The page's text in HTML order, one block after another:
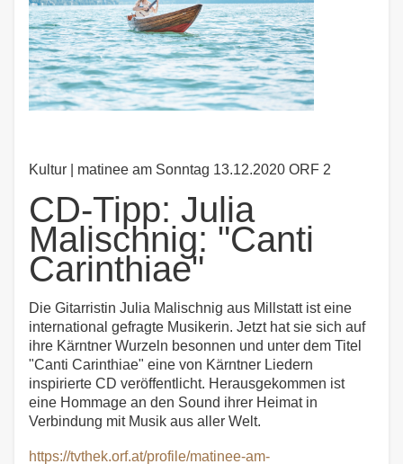
Kultur | matinee am Sonntag 13.12.2020 ORF 2
CD-Tipp: Julia
Malischnig: "Canti
Carinthiae"
Die Gitarristin Julia Malischnig aus Millstatt ist eine
international gefragte Musikerin. Jetzt hat sie sich auf
ihre Kärntner Wurzeln besonnen und unter dem Titel
"Canti Carinthiae" eine von Kärntner Liedern
inspirierte CD veröffentlicht. Herausgekommen ist
eine Hommage an den Sound ihrer Heimat in
Verbindung mit Musik aus aller Welt.
https://tvthek.orf.at/profile/matinee-am-